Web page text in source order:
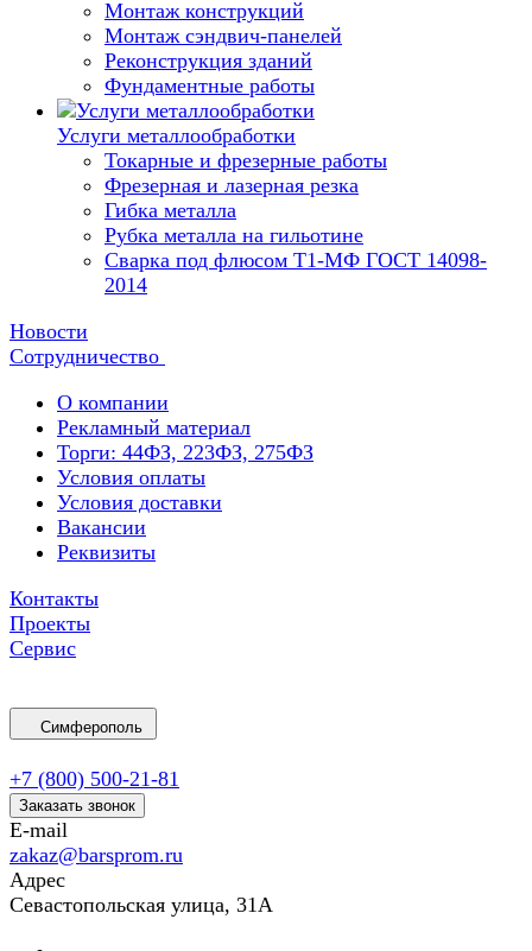
Монтаж конструкций
Монтаж сэндвич-панелей
Реконструкция зданий
Фундаментные работы
Услуги металлообработки
Токарные и фрезерные работы
Фрезерная и лазерная резка
Гибка металла
Рубка металла на гильотине
Сварка под флюсом Т1-МФ ГОСТ 14098-
2014
Новости
Сотрудничество
О компании
Рекламный материал
Торги: 44ФЗ, 223ФЗ, 275ФЗ
Условия оплаты
Условия доставки
Вакансии
Реквизиты
Контакты
Проекты
Сервис
Симферополь
+7 (800) 500-21-81
Заказать звонок
E-mail
zakaz@barsprom.ru
Адрес
Севастопольская улица, 31А